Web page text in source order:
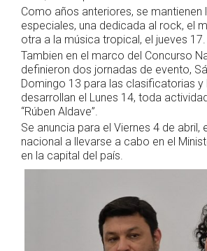
Como años anteriores, se mantienen
especiales, una dedicada al rock, el
otra a la música tropical, el jueves 17.
Tambien en el marco del Concurso
definieron dos jornadas de evento,
Domingo 13 para las clasificatorias y
desarrollan el Lunes 14, toda
“Rúben Aldave”.
Se anuncia para el Viernes 4 de abril,
nacional a llevarse a cabo en el
en la capital del país.